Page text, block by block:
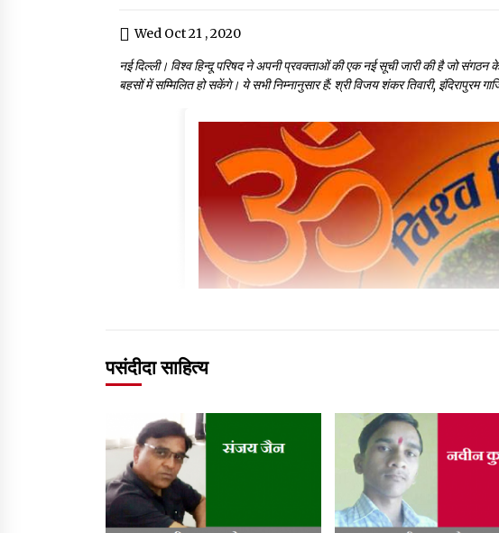
Wed Oct 21 , 2020
नई दिल्ली। विश्व हिन्दू परिषद ने अपनी प्रवक्ताओं की एक नई सूची जारी की है जो
बहसों में सम्मिलित हो सकेंगे। ये सभी निम्नानुसार हैं: श्री विजय शंकर तिवारी, इंदिरापुरम
पसंदीदा साहित्य